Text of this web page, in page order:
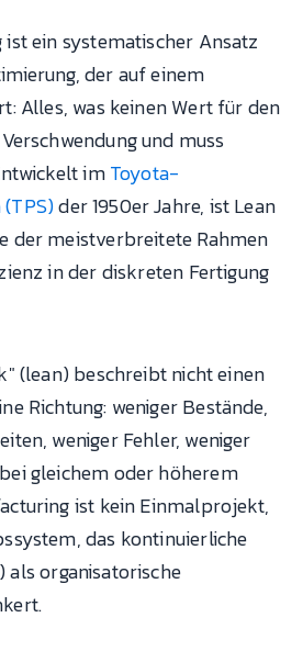
ist ein systematischer Ansatz
der auf einem
Alles, was keinen Wert für den
und muss
imToyota-
der 1950er Jahre, ist Lean
der meistverbreitete Rahmen
in der diskreten Fertigung
(lean) beschreibt nicht einen
Richtung: weniger Bestände,
weniger Fehler, weniger
gleichem oder höherem
ist kein Einmalprojekt,
das kontinuierliche
) als organisatorische